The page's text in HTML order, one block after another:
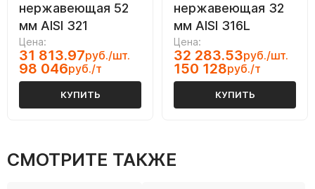
нержавеющая 52
мм AISI 321
Цена:
31 813.97руб./шт.
98 046руб./т
КУПИТЬ
нержавеющая 32
мм AISI 316L
Цена:
32 283.53руб./шт.
150 128руб./т
КУПИТЬ
СМОТРИТЕ ТАКЖЕ